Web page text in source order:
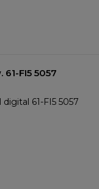
FI5 5057
61-FI5 5057